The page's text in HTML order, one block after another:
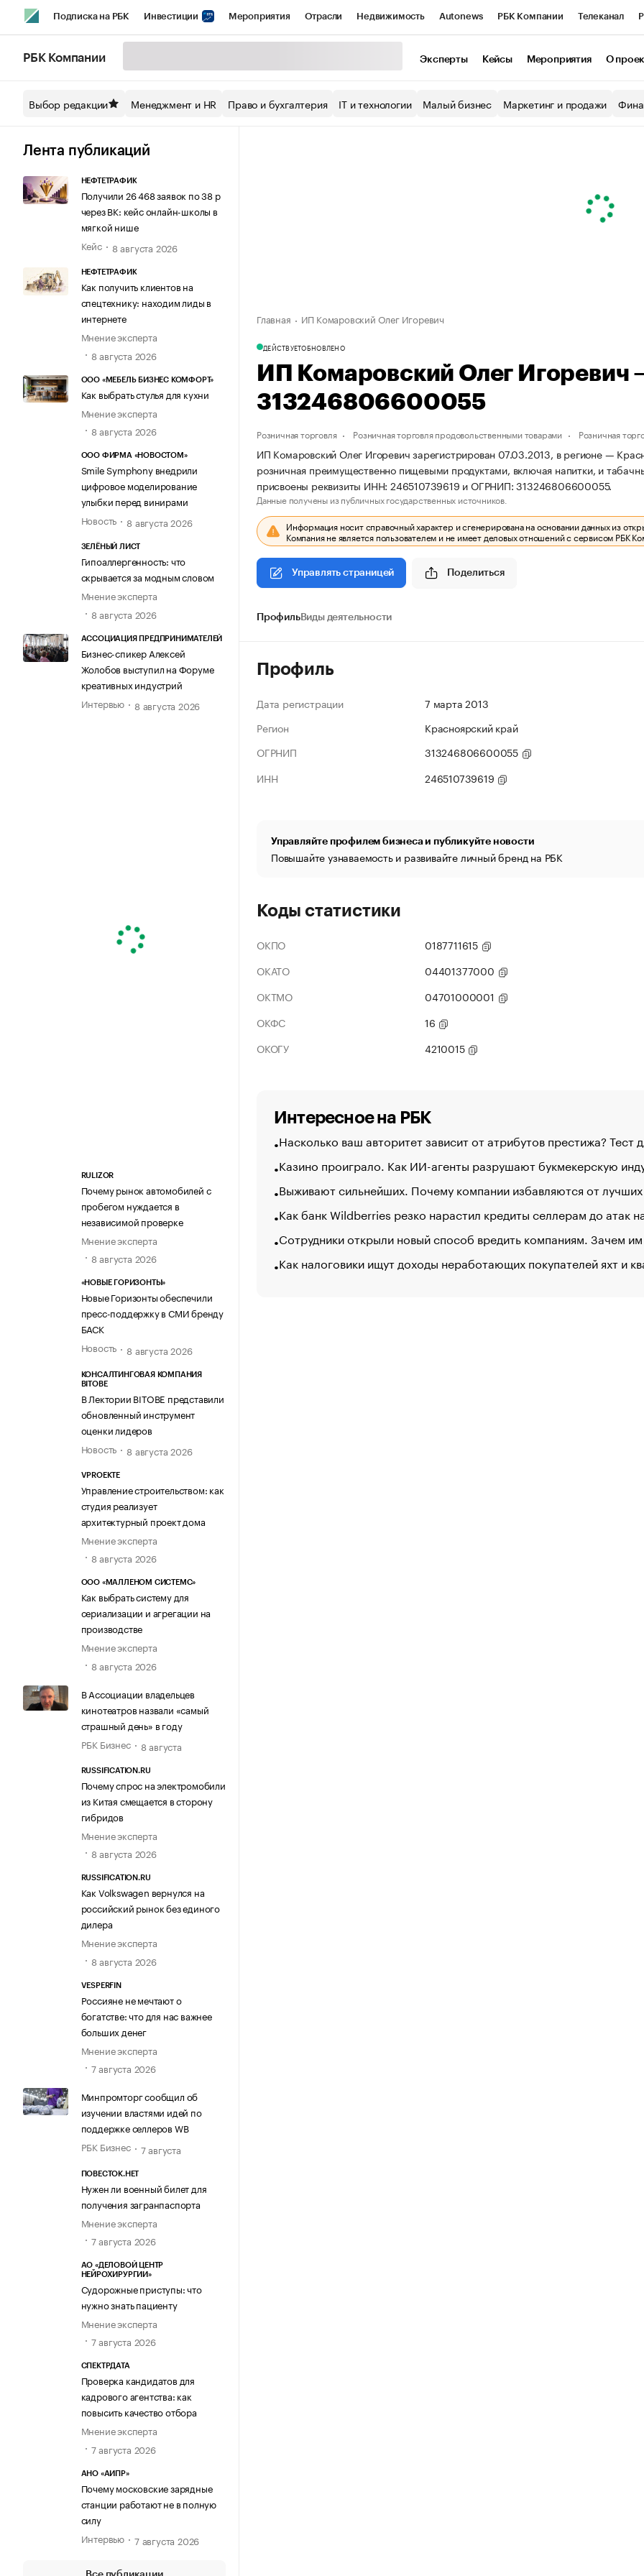
Подписка на РБК Инвестиции Мероприятия Отрасли Недвижимость Autonews РБК Компании Телеканал
Спецпроекты СПб Конференции СПб Спецпроекты Экономика Бизнес
Технологии и медиа
РБК Компании Эксперты Кейсы Мероприятия О
Выбор редакции Менеджмент и HR Право и бухгалтерия IT и технологии Малый бизнес Маркетинг и продажи
Лента публикаций
НЕФТЕТРАФИК
Получили 26 468 заявок по 38 р
через ВК: кейс онлайн-школы в
мягкой нише
Кейс
8 августа 2026
НЕФТЕТРАФИК
Как получить клиентов на
спецтехнику: находим лиды в
интернете
Мнение эксперта
8 августа 2026
ООО «МЕБЕЛЬ БИЗНЕС КОМФОРТ»
Как выбрать стулья для кухни
Мнение эксперта
8 августа 2026
ООО ФИРМА «НОВОСТОМ»
Smile Symphony внедрили
цифровое моделирование
улыбки перед винирами
Новость
8 августа 2026
ЗЕЛЁНЫЙ ЛИСТ
Гипоаллергенность: что
скрывается за модным словом
Мнение эксперта
8 августа 2026
АССОЦИАЦИЯ ПРЕДПРИНИМАТЕЛЕЙ
Бизнес-спикер Алексей
Жолобов выступил на Форуме
креативных индустрий
Интервью
8 августа 2026
RULIZOR
Почему рынок автомобилей с
пробегом нуждается в
независимой проверке
Мнение эксперта
8 августа 2026
«НОВЫЕ ГОРИЗОНТЫ»
Новые Горизонты обеспечили
пресс-поддержку в СМИ бренду
БАСК
Новость
8 августа 2026
КОНСАЛТИНГОВАЯ КОМПАНИЯ
BITOBE
В Лектории BITOBE представили
обновленный инструмент
оценки лидеров
Новость
8 августа 2026
VPROEKTE
Управление строительством: как
студия реализует
архитектурный проект дома
Мнение эксперта
8 августа 2026
ООО «МАЛЛЕНОМ СИСТЕМС»
Как выбрать систему для
сериализации и агрегации на
производстве
Мнение эксперта
8 августа 2026
В Ассоциации владельцев
кинотеатров назвали «самый
страшный день» в году
РБК Бизнес
8 августа
RUSSIFICATION.RU
Почему спрос на электромобили
из Китая смещается в сторону
гибридов
Мнение эксперта
8 августа 2026
RUSSIFICATION.RU
Как Volkswagen вернулся на
российский рынок без единого
дилера
Мнение эксперта
8 августа 2026
VESPERFIN
Россияне не мечтают о
богатстве: что для нас важнее
больших денег
Мнение эксперта
7 августа 2026
Минпромторг сообщил об
изучении властями идей по
поддержке селлеров WB
РБК Бизнес
7 августа
ПОВЕСТОК.НЕТ
Нужен ли военный билет для
получения загранпаспорта
Мнение эксперта
7 августа 2026
АО «ДЕЛОВОЙ ЦЕНТР
НЕЙРОХИРУРГИИ»
Судорожные приступы: что
нужно знать пациенту
Мнение эксперта
7 августа 2026
СПЕКТРДАТА
Проверка кандидатов для
кадрового агентства: как
повысить качество отбора
Мнение эксперта
7 августа 2026
АНО «АИПР»
Почему московские зарядные
станции работают не в полную
силу
Интервью
7 августа 2026
Главная ИП Комаровский Олег Игоревич
ДЕЙСТВУЕТОБНОВЛЕНО
ИП Комаровский Олег
313246806600055
Розничная торговля Розничная торговля продовольственными товарами Розничная
ИП Комаровский Олег Игоревич зарегистрирован 07.03.2013, в регионе —
розничная преимущественно пищевыми продуктами, включая напитки, и
присвоены реквизиты ИНН: 246510739619 и ОГРНИП: 313246806600055.
Данные получены из публичных государственных источников.
Информация носит справочный характер и сгенерирована на основании данных из
Компания не является пользователем и не имеет деловых отношений с сервисом РБК
Управлять страницей Поделиться
ПрофильВиды деятельности
Профиль
Дата регистрации
7 марта 2013
Регион
Красноярский край
ОГРНИП
313246806600055
ИНН
246510739619
Управляйте профилем бизнеса и публикуйте новости
Повышайте узнаваемость и развивайте личный бренд на РБК
Коды статистики
ОКПО
0187711615
ОКАТО
04401377000
ОКТМО
04701000001
ОКФС
16
ОКОГУ
4210015
Интересное на РБК
Насколько ваш авторитет зависит от атрибутов престижа? Тест
Казино проиграло. Как ИИ-агенты разрушают букмекерскую
Выживают сильнейших. Почему компании избавляются от лучших
Как банк Wildberries резко нарастил кредиты селлерам до атак
Сотрудники открыли новый способ вредить компаниям. Зачем
Как налоговики ищут доходы неработающих покупателей яхт и